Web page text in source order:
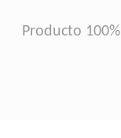
Producto